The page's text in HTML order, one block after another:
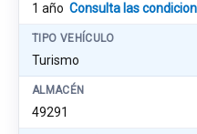
1 año Consulta las
TIPO VEHÍCULO
Turismo
ALMACÉN
49291